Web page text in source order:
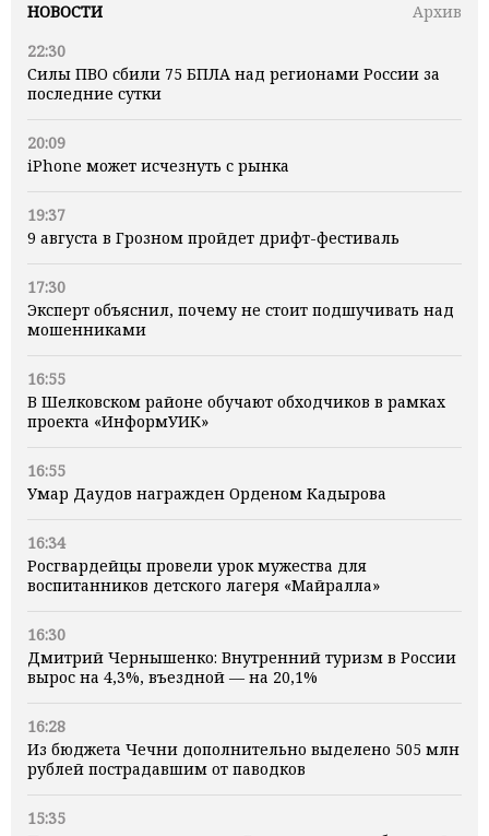
НОВОСТИ
Архив
22:30
Силы ПВО сбили 75 БПЛА над регионами России за
последние сутки
20:09
iPhone может исчезнуть с рынка
19:37
9 августа в Грозном пройдет дрифт-фестиваль
17:30
Эксперт объяснил, почему не стоит подшучивать над
мошенниками
16:55
В Шелковском районе обучают обходчиков в рамках
проекта «ИнформУИК»
16:55
Умар Даудов награжден Орденом Кадырова
16:34
Росгвардейцы провели урок мужества для
воспитанников детского лагеря «Майралла»
16:30
Дмитрий Чернышенко: Внутренний туризм в России
вырос на 4,3%, въездной — на 20,1%
16:28
Из бюджета Чечни дополнительно выделено 505 млн
рублей пострадавшим от паводков
15:35